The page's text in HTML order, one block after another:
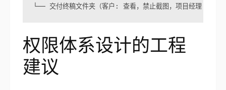
└── 交付终稿文件夹（客户: 查看，禁止截图，项目经理: 完全
权限体系设计的工程
建议